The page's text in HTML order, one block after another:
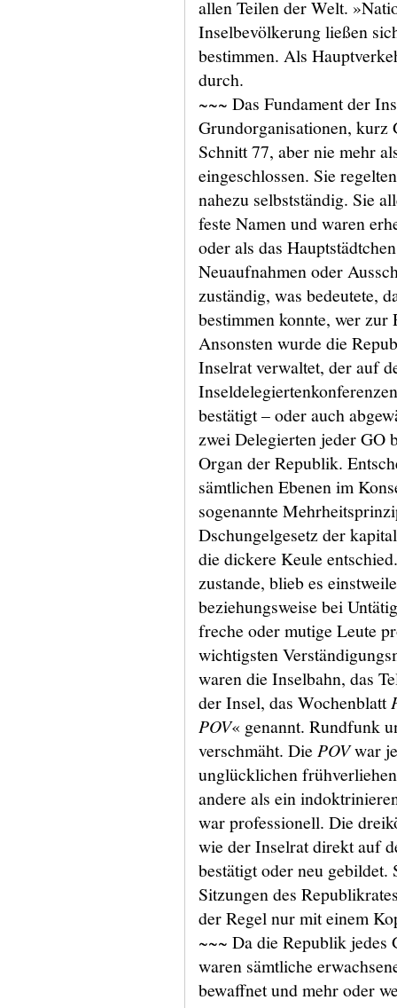
allen Teilen der Welt.
Inselbevölkerung ließen
bestimmen. Als
durch.
~~~ Das Fundament der
Grundorganisationen, kurz
Schnitt 77, aber nie mehr
eingeschlossen. Sie
nahezu selbstständig. Sie
feste Namen und waren
oder als das
Neuaufnahmen oder
zuständig, was bedeutete,
bestimmen konnte, wer
Ansonsten wurde die
Inselrat verwaltet, der auf
bestätigt – oder auch
zwei Delegierten jeder GO
Organ der Republik.
sämtlichen Ebenen im
sogenannte
Dschungelgesetz der
die dickere Keule
zustande, blieb es
beziehungsweise bei
freche oder mutige Leute
wichtigsten
waren die Inselbahn, das
der Insel, das Wochenblatt
POV« genannt. Rundfunk
verschmäht. Die POVwar
unglücklichen
andere als ein
war professionell. Die
wie der Inselrat direkt auf
bestätigt oder neu gebildet.
Sitzungen des
der Regel nur mit einem
~~~ Da die Republik jedes
waren sämtliche
bewaffnet und mehr oder